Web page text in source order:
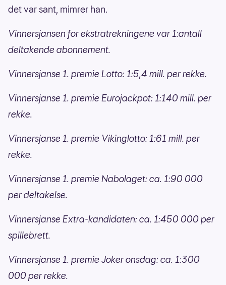
det var sant, mimrer han.
Vinnersjansen for ekstratrekningene var 1:antall
deltakende abonnement.
Vinnersjanse 1. premie Lotto: 1:5,4 mill. per rekke.
Vinnersjanse 1. premie Eurojackpot: 1:140 mill. per
rekke.
Vinnersjanse 1. premie Vikinglotto: 1:61 mill. per
rekke.
Vinnersjanse 1. premie Nabolaget: ca. 1:90 000
per deltakelse.
Vinnersjanse Extra-kandidaten: ca. 1:450 000 per
spillebrett.
Vinnersjanse 1. premie Joker onsdag: ca. 1:300
000 per rekke.